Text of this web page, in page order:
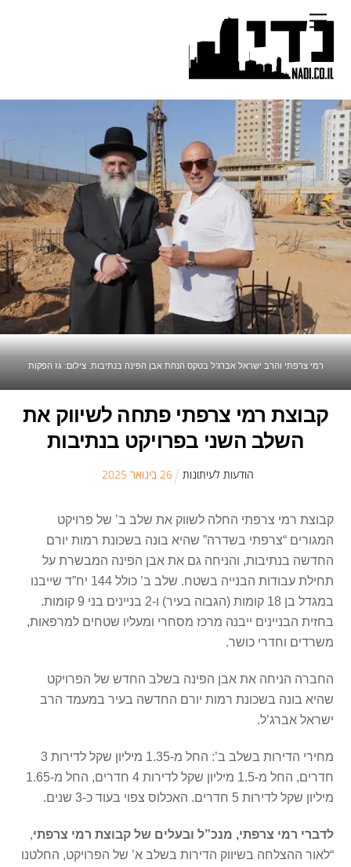
content
Menu
רמי צרפתי והרב ישראל אברג’ל בטקס הנחת אבן הפינה בנתיבות. צילום: גז הפקות
קבוצת רמי צרפתי פתחה לשיווק את
השלב השני בפרויקט בנתיבות
הודעות לעיתונות 26 בינואר 2025
קבוצת רמי צרפתי החלה לשווק את שלב ב’ של פרויקט
המגורים “צרפתי בשדרה” שהיא בונה בשכונת רמות יורם
החדשה בנתיבות, והניחה גם את אבן הפינה המבשרת על
תחילת עבודות הבנייה בשטח. שלב ב’ כולל 144 יח”ד שייבנו
במגדל בן 18 קומות (הגבוה בעיר) ו-2 בניינים בני 9 קומות.
בחזית הבניינים ייבנה מרכז מסחרי ומעליו שטחים למרפאות,
משרדים וחדרי כושר.
החברה הניחה את אבן הפינה בשלב החדש של הפרויקט
שהיא בונה בשכונת רמות יורם החדשה בעיר במעמד הרב
ישראל אברג’ל.
מחירי הדירות בשלב ב’: החל מ-1.35 מיליון שקל לדירות 3
חדרים, החל מ-1.5 מיליון שקל לדירות 4 חדרים, החל מ-1.65
מיליון שקל לדירות 5 חדרים. האכלוס צפוי בעוד כ-3 שנים.
לדברי רמי צרפתי, מנכ”ל ובעלים של קבוצת רמי צרפתי,
“לאור ההצלחה בשיווק הדירות בשלב א’ של הפרויקט, החלטנו